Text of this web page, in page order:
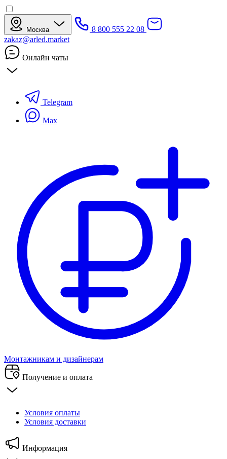
Москва
8 800 555 22 08
zakaz@arled.market
Онлайн чаты
Telegram
Max
Монтажникам и дизайнерам
Получение и оплата
Условия оплаты
Условия доставки
Информация